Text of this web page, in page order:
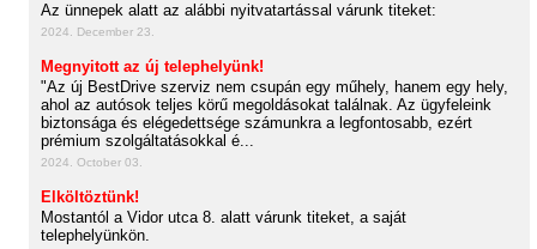
Az ünnepek alatt az alábbi nyitvatartással várunk titeket:
2024. December 23.
Megnyitott az új telephelyünk!
"Az új BestDrive szerviz nem csupán egy műhely, hanem egy hely,
ahol az autósok teljes körű megoldásokat találnak. Az ügyfeleink
biztonsága és elégedettsége számunkra a legfontosabb, ezért
prémium szolgáltatásokkal é...
2024. October 03.
Elköltöztünk!
Mostantól a Vidor utca 8. alatt várunk titeket, a saját
telephelyünkön.